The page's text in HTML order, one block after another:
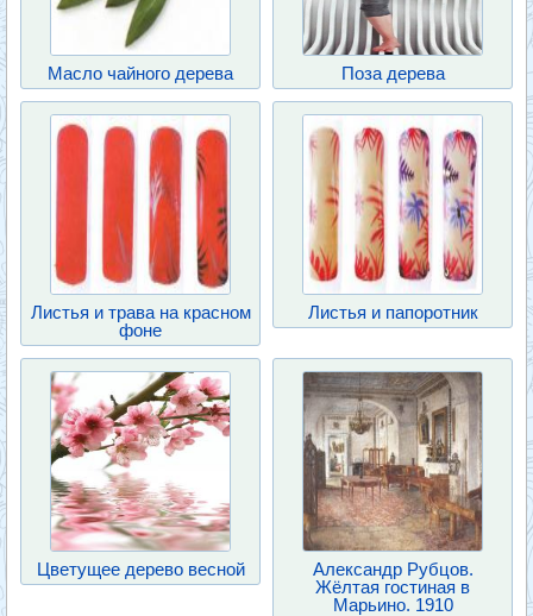
Масло чайного дерева Поза дерева
Листья и трава на красном
фоне
Листья и папоротник
Цветущее дерево весной
Александр Рубцов.
Жёлтая гостиная в
Марьино. 1910